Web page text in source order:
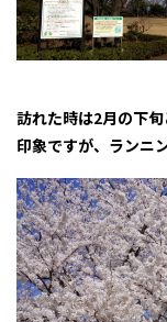
訪れた時は2月の下
印象ですが、ランニ